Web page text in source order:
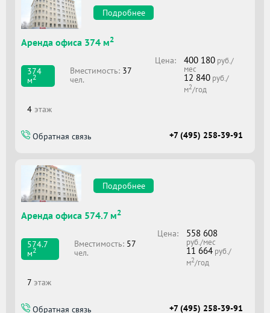
Подробнее
Аренда офиса 374 м2
374
м2
Вместимоcть: 37
чел.
Цена: 400 180руб./
мес
12 840руб./
м2/год
4 этаж
Обратная связь +7 (495) 258-39-91
Подробнее
Аренда офиса 574.7 м2
574.7
м2
Вместимоcть: 57
чел.
Цена: 558 608
руб./мес
11 664руб./
м2/год
7 этаж
Обратная связь +7 (495) 258-39-91